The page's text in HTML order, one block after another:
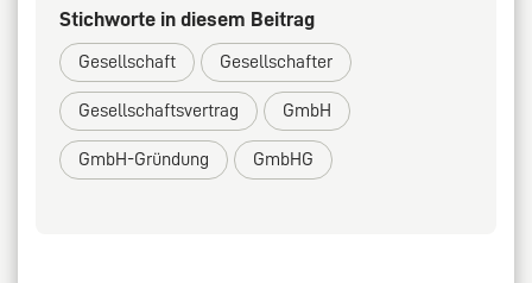
Stichworte in diesem Beitrag
Gesellschaft Gesellschafter
Gesellschaftsvertrag GmbH
GmbH-Gründung GmbHG